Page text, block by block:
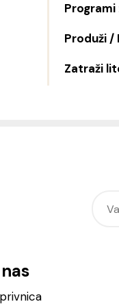
Programi
Produži /
Zatraži